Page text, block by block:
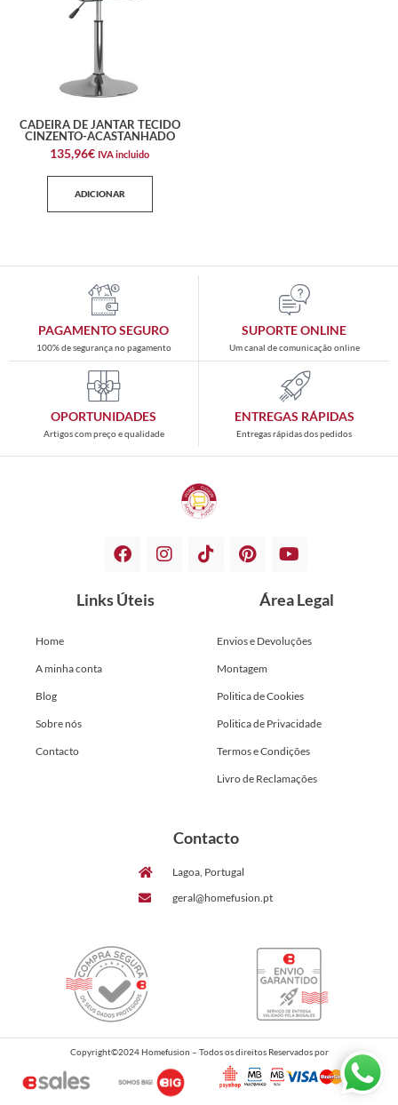
CADEIRA DE JANTAR TECIDO
CINZENTO-ACASTANHADO
135,96€ IVA incluido
ADICIONAR
PAGAMENTO SEGURO
100% de segurança no pagamento
SUPORTE ONLINE
Um canal de comunicação online
OPORTUNIDADES
Artigos com preço e qualidade
ENTREGAS RÁPIDAS
Entregas rápidas dos pedidos
Links Úteis
Home
A minha conta
Blog
Sobre nós
Contacto
Área Legal
Envios e Devoluções
Montagem
Politica de Cookies
Politica de Privacidade
Termos e Condições
Livro de Reclamações
Contacto
Lagoa, Portugal
geral@homefusion.pt
Copyright©2024 Homefusion – Todos os direitos Reservados por